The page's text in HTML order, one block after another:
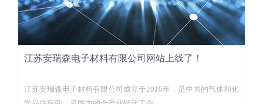
江苏安瑞森电子材料有限公司网站上线了！
江苏安瑞森电子材料有限公司成立于2010年，是中国的气体和化